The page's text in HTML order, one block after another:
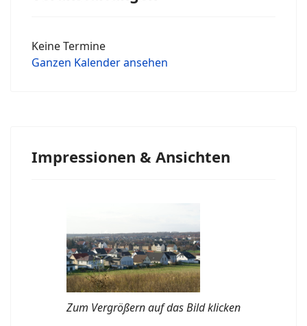
Keine Termine
Ganzen Kalender ansehen
Impressionen & Ansichten
Zum Vergrößern auf das Bild klicken